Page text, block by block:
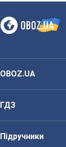
OBOZ.UA
ГДЗ
Підручники